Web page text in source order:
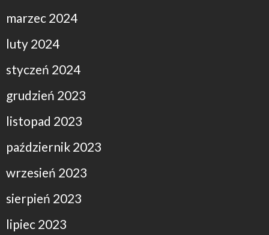
marzec 2024
luty 2024
styczeń 2024
grudzień 2023
listopad 2023
październik 2023
wrzesień 2023
sierpień 2023
lipiec 2023